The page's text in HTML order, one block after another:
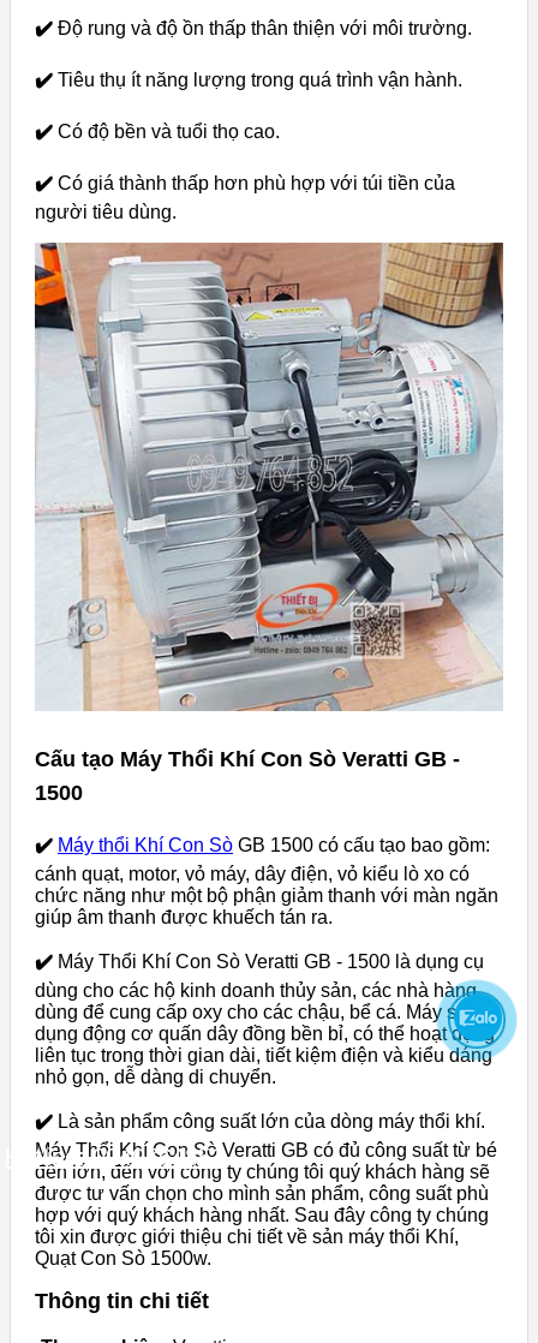
✔️ Độ rung và độ ồn thấp thân thiện với môi trường.
✔️ Tiêu thụ ít năng lượng trong quá trình vận hành.
✔️ Có độ bền và tuổi thọ cao.
✔️ Có giá thành thấp hơn phù hợp với túi tiền của
người tiêu dùng.
Cấu tạo Máy Thổi Khí Con Sò Veratti GB -
1500
✔️ Máy thổi Khí Con Sò GB 1500 có cấu tạo bao gồm:
cánh quạt, motor, vỏ máy, dây điện, vỏ kiểu lò xo có
chức năng như một bộ phận giảm thanh với màn ngăn
giúp âm thanh được khuếch tán ra.
✔️ Máy Thổi Khí Con Sò Veratti GB - 1500 là dụng cụ
dùng cho các hộ kinh doanh thủy sản, các nhà hàng
dùng để cung cấp oxy cho các chậu, bể cá. Máy sử
dụng động cơ quấn dây đồng bền bỉ, có thể hoạt động
liên tục trong thời gian dài, tiết kiệm điện và kiểu dáng
nhỏ gọn, dễ dàng di chuyển.
✔️ Là sản phẩm công suất lớn của dòng máy thổi khí.
Máy Thổi Khí Con Sò Veratti GB có đủ công suất từ bé
đến lớn, đến với công ty chúng tôi quý khách hàng sẽ
được tư vấn chọn cho mình sản phẩm, công suất phù
hợp với quý khách hàng nhất. Sau đây công ty chúng
tôi xin được giới thiệu chi tiết về sản máy thổi Khí,
Quạt Con Sò 1500w.
Thông tin chi tiết
Hotline: 0949764852